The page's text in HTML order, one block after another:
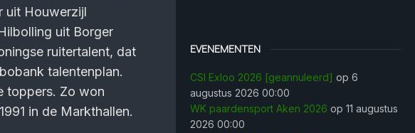
uit Houwerzijl
uit Borger
ruitertalent, dat
talentenplan.
toppers. Zo won
in de Markthallen.
EVENEMENTEN
CSI Exloo 2026 [geannuleerd] op 6
augustus 2026 00:00
WK paardensport Aken 2026 op 11 augustus
2026 00:00